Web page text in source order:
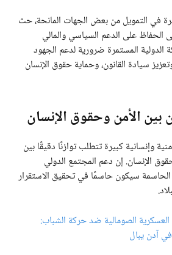
في التمويل من بعض الجهات المانحة، حث
الحفاظ على الدعم السياسي والمالي
الدولية المستمرة ضرورية لدعم الجهود
سيادة القانون، وحماية حقوق الإنسان
بين الأمن وحقوق الإنسان
وإنسانية كبيرة تتطلب توازنًا دقيقًا بين
الإنسان. إن دعم المجتمع الدولي
سيكون حاسمًا في تحقيق الاستقرار
العسكرية الصومالية ضد حركة الشباب:
آدن يبال